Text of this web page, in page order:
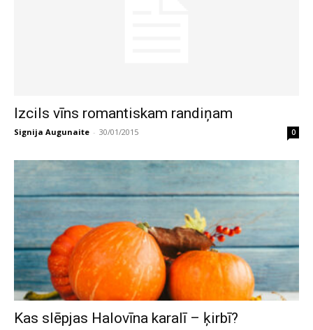
Izcils vīns romantiskam randiņam
Signija Augunaite - 30/01/2015 0
Kas slēpjas Halovīna karalī – ķirbī?